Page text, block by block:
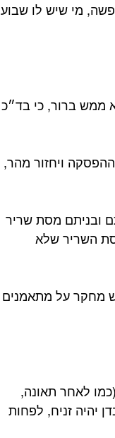
מי שיש לו שבוע
ממש ברור, כי בד״כ
ויחזור מהר,
ובניתם מסת שריר
השריר שלא
מחקר על מתאמנים
לאחר תאונה,
יהיה זניח, לפחות